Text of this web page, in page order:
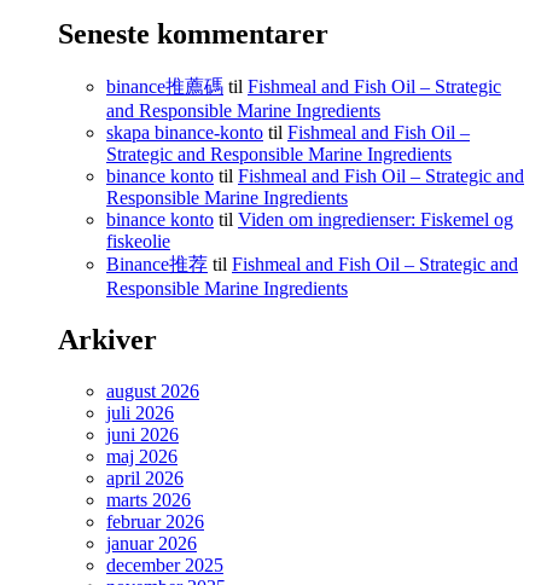
Seneste kommentarer
binance推薦碼 til Fishmeal and Fish Oil – Strategic
and Responsible Marine Ingredients
skapa binance-konto til Fishmeal and Fish Oil –
Strategic and Responsible Marine Ingredients
binance konto til Fishmeal and Fish Oil – Strategic and
Responsible Marine Ingredients
binance konto til Viden om ingredienser: Fiskemel og
fiskeolie
Binance推荐 til Fishmeal and Fish Oil – Strategic and
Responsible Marine Ingredients
Arkiver
august 2026
juli 2026
juni 2026
maj 2026
april 2026
marts 2026
februar 2026
januar 2026
december 2025